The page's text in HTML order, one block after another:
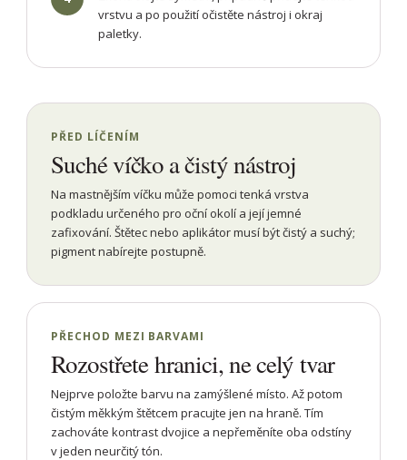
vrstvu a po použití očistěte nástroj i okraj
paletky.
PŘED LÍČENÍM
Suché víčko a čistý nástroj
Na mastnějším víčku může pomoci tenká vrstva
podkladu určeného pro oční okolí a její jemné
zafixování. Štětec nebo aplikátor musí být čistý a suchý;
pigment nabírejte postupně.
PŘECHOD MEZI BARVAMI
Rozostřete hranici, ne celý tvar
Nejprve položte barvu na zamýšlené místo. Až potom
čistým měkkým štětcem pracujte jen na hraně. Tím
zachováte kontrast dvojice a nepřeměníte oba odstíny
v jeden neurčitý tón.